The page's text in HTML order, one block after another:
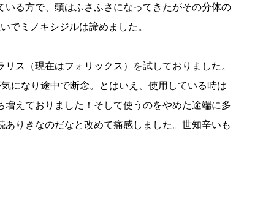
る方で、頭はふさふさになってきたがその分体の
でミノキシジルは諦めました。
ス（現在はフォリックス）を試しておりました。
になり途中で断念。とはいえ、使用している時は
えておりました！そして使うのをやめた途端に多
りきなのだなと改めて痛感しました。世知辛いも